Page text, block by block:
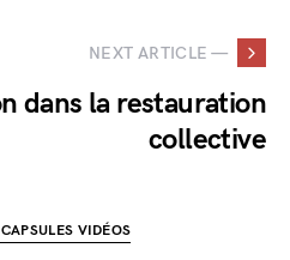
NEXT ARTICLE —
dans la restauration
collective
VIDÉOS